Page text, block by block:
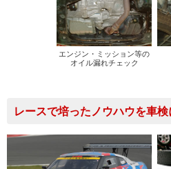
エンジン・ミッション等の
オイル漏れチェック
レースで培ったノウハウを車検